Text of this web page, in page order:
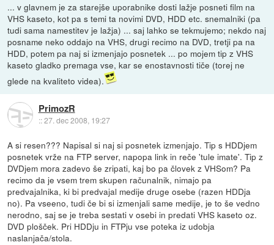
... v glavnem je za starejše uporabnike dosti lažje posneti film na
VHS kaseto, kot pa s temi ta novimi DVD, HDD etc. snemalniki (pa
tudi sama namestitev je lažja) ... saj lahko se tekmujemo; nekdo naj
posname neko oddajo na VHS, drugi recimo na DVD, tretji pa na
HDD, potem pa naj si izmenjajo posnetek ... po mojem tip z VHS
kaseto gladko premaga vse, kar se enostavnosti tiče (torej ne
glede na kvaliteto videa).
PrimozR
::27. dec 2008, 19:27
A si resen??? Napisal si naj si posnetek izmenjajo. Tip s HDDjem
posnetek vrže na FTP server, napopa link in reče 'tule imate'. Tip z
DVDjem mora zadevo še zripati, kaj bo pa človek z VHSom? Pa
recimo da je vsem trem skupen računalnik, nimajo pa
predvajalnika, ki bi predvajal medije druge osebe (razen HDDja
no). Pa vseeno, tudi če bi si izmenjali same medije, je to še vedno
nerodno, saj se je treba sestati v osebi in predati VHS kaseto oz.
DVD plošček. Pri HDDju in FTPju vse poteka iz udobja
naslanjača/stola.